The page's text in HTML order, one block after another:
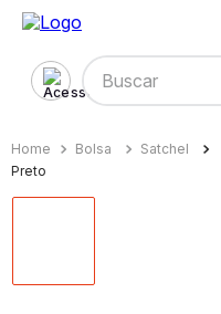
Buscar
Bolsa Satchel
Preto